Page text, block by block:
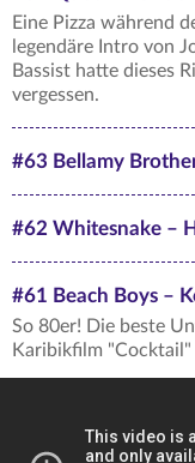
Eine Pizza während
legendäre Intro von
Bassist hatte dieses
vergessen.
#63 Bellamy
#62 Whitesnake –
#61 Beach Boys –
So 80er! Die beste
Karibikfilm "Cocktail"